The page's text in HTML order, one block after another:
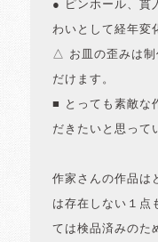
● ピンホール、貫
わいとして経年変
△ お皿の歪みは制
だけます。
■ とっても素敵な
だきたいと思って
作家さんの作品は
は存在しない１点
ては検品済みのた